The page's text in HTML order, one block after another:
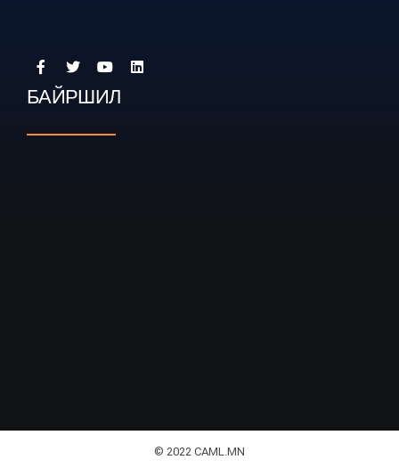
БАЙРШИЛ
© 2022 CAML.MN